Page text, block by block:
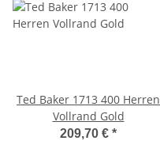
Ted Baker 1713 400 Herren
Vollrand Gold
209,70 € *